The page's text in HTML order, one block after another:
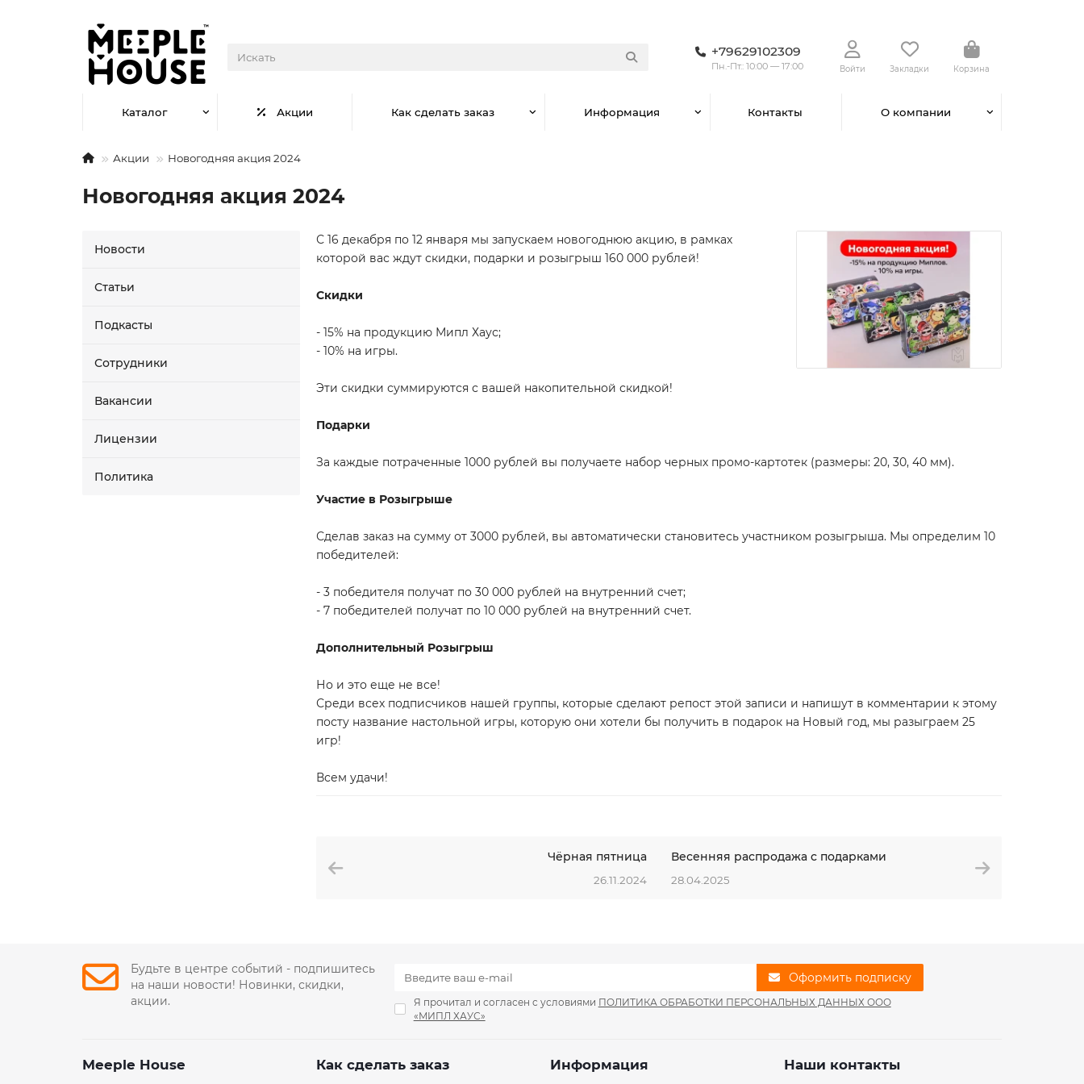
+79629102309
Пн.-Пт.: 10:00 — 17:00 Войти Закладки Корзина
Каталог Акции Как сделать заказ Информация Контакты О компании
Акции Новогодняя акция 2024
Новогодняя акция 2024
Новости
Статьи
Подкасты
Сотрудники
Вакансии
Лицензии
Политика
С 16 декабря по 12 января мы запускаем новогоднюю акцию, в рамках
которой вас ждут скидки, подарки и розыгрыш 160 000 рублей!
Скидки
- 15% на продукцию Мипл Хаус;
- 10% на игры.
Эти скидки суммируются с вашей накопительной скидкой!
Подарки
За каждые потраченные 1000 рублей вы получаете набор черных промо-картотек (размеры: 20, 30, 40 мм).
Участие в Розыгрыше
Сделав заказ на сумму от 3000 рублей, вы автоматически становитесь участником розыгрыша. Мы определим 10
победителей:
- 3 победителя получат по 30 000 рублей на внутренний счет;
- 7 победителей получат по 10 000 рублей на внутренний счет.
Дополнительный Розыгрыш
Но и это еще не все!
Среди всех подписчиков нашей группы, которые сделают репост этой записи и напишут в комментарии к этому
посту название настольной игры, которую они хотели бы получить в подарок на Новый год, мы разыграем 25
игр!
Всем удачи!
Чёрная пятница
26.11.2024
Весенняя распродажа с подарками
28.04.2025
Будьте в центре событий - подпишитесь
на наши новости! Новинки, скидки,
акции.
Оформить подписку
Я прочитал и согласен с условиями ПОЛИТИКА ОБРАБОТКИ ПЕРСОНАЛЬНЫХ ДАННЫХ ООО
«МИПЛ ХАУС»
Meeple House Как сделать заказ Информация Наши контакты